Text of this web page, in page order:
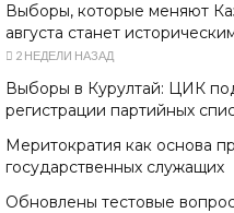
Выборы, которые меняют
августа станет
2 НЕДЕЛИ НАЗАД
Выборы в Курултай: ЦИК
регистрации партийных
Меритократия как основа
государственных служащих
Обновлены тестовые